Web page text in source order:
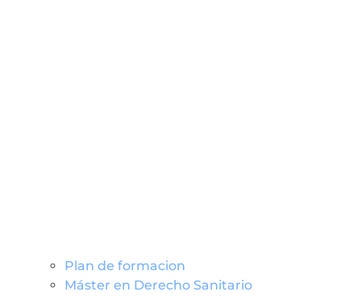
Plan de formacion
Máster en Derecho Sanitario